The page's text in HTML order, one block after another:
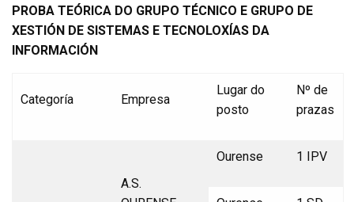
PROBA TEÓRICA DO GRUPO TÉCNICO E GRUPO DE
XESTIÓN DE SISTEMAS E TECNOLOXÍAS DA
INFORMACIÓN
Categoría Empresa
Lugar do
posto
Nº de
prazas
A.S.
Ourense 1 IPV